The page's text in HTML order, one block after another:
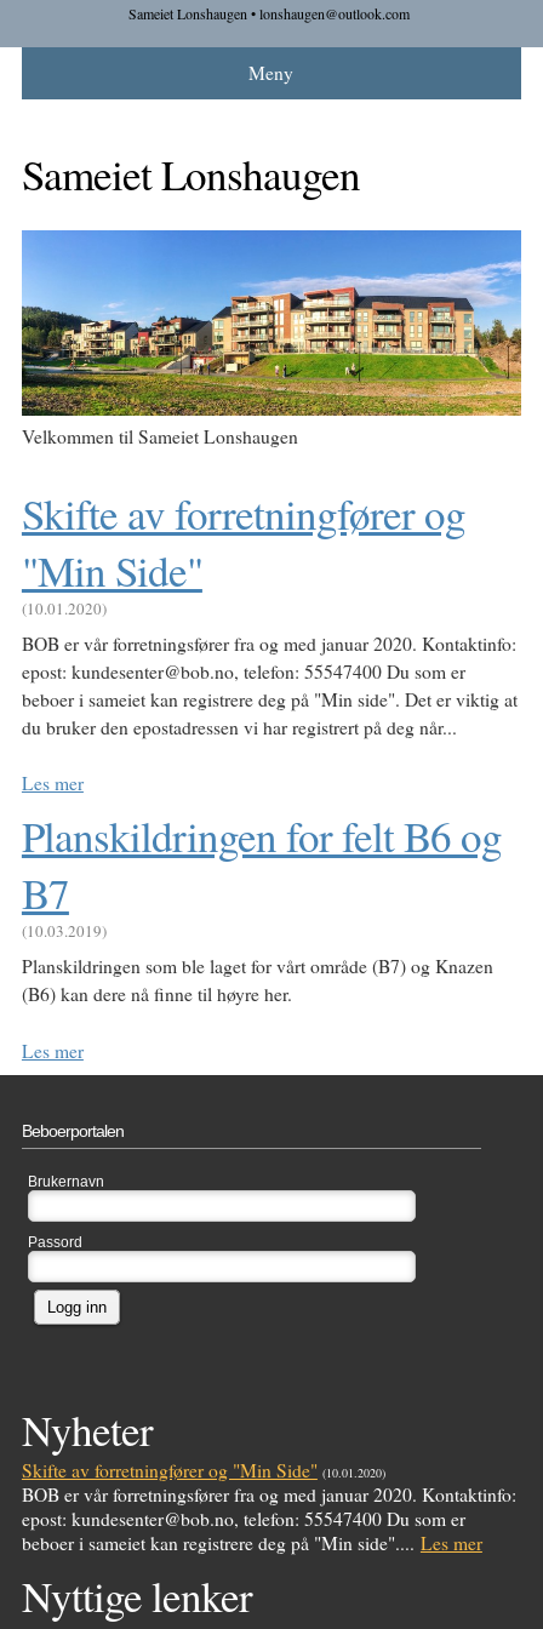
Sameiet Lonshaugen • lonshaugen@outlook.com
Meny
Sameiet Lonshaugen
Velkommen til Sameiet Lonshaugen
Skifte av forretningfører og
"Min Side"
(10.01.2020)
BOB er vår forretningsfører fra og med januar 2020. Kontaktinfo:
epost: kundesenter@bob.no, telefon: 55547400 Du som er
beboer i sameiet kan registrere deg på "Min side". Det er viktig at
du bruker den epostadressen vi har registrert på deg når...
Les mer
Planskildringen for felt B6 og
B7
(10.03.2019)
Planskildringen som ble laget for vårt område (B7) og Knazen
(B6) kan dere nå finne til høyre her.
Les mer
Beboerportalen
Brukernavn
Passord
Logg inn
Nyheter
Skifte av forretningfører og "Min Side" (10.01.2020)
BOB er vår forretningsfører fra og med januar 2020. Kontaktinfo:
epost: kundesenter@bob.no, telefon: 55547400 Du som er
beboer i sameiet kan registrere deg på "Min side".... Les mer
Nyttige lenker